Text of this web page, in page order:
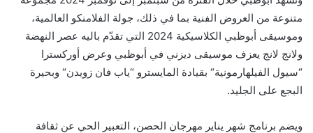
متنوعة من العروض الفنية بما في ذلك، جولة الفلامنكو العالمية،
وموسيقى أبوظبي الكلاسيكية 2024 التي تقدّم باليه عصر النهضة
ولانج لانج يعزف موسيقى ديزني في أبوظبي وعرض أوركسترا
“سيول الفيلهارمونية“ بقيادة المايسترو “ياب فان زويدن“ وبحيرة
البجع على الجليد.
ويضم برنامج شهر يناير مهرجان الحصن، التعبير الحي عن ثقافة